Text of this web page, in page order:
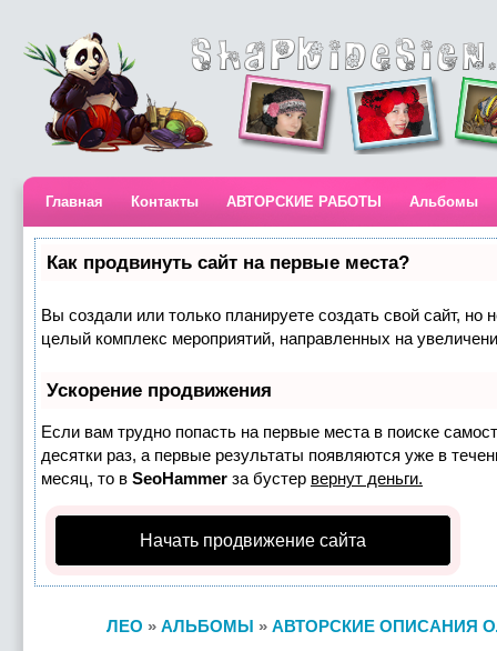
Главная Контакты АВТОРСКИЕ РАБОТЫ Альбомы
Как продвинуть сайт на первые места?
Вы создали или только планируете создать свой сайт, но
целый комплекс мероприятий, направленных на
Ускорение продвижения
Если вам трудно попасть на первые места в поиске
десятки раз, а первые результаты появляются уже в
месяц, то в SeoHammer за бустер вернут деньги.
Начать продвижение сайта
ЛЕО » АЛЬБОМЫ » АВТОРСКИЕ ОПИСАНИЯ